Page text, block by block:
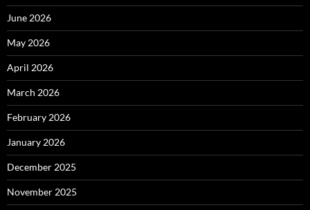
June 2026
May 2026
April 2026
March 2026
February 2026
January 2026
December 2025
November 2025